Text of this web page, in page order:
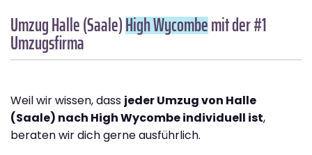
Umzug Halle (Saale)High Wycombemit der #1
Umzugsfirma
Weil wir wissen, dass jeder Umzug von Halle
(Saale) nach High Wycombe individuell ist,
beraten wir dich gerne ausführlich.